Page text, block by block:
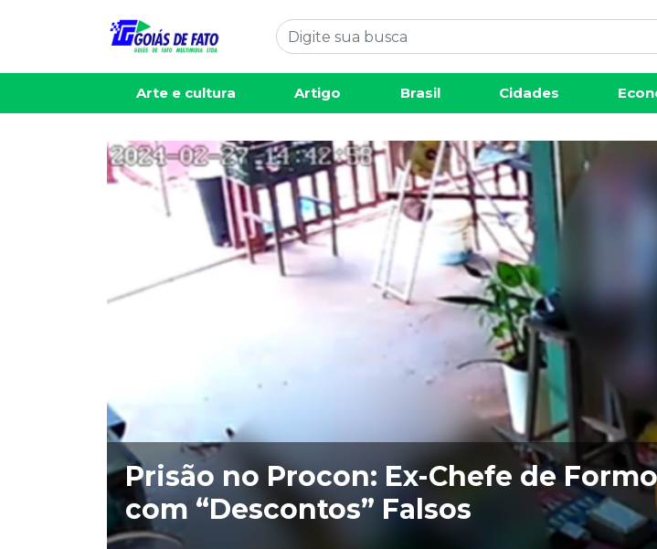
Arte e cultura Artigo Brasil Cidades
Prisão no Procon: Ex-Chefe de
com “Descontos” Falsos